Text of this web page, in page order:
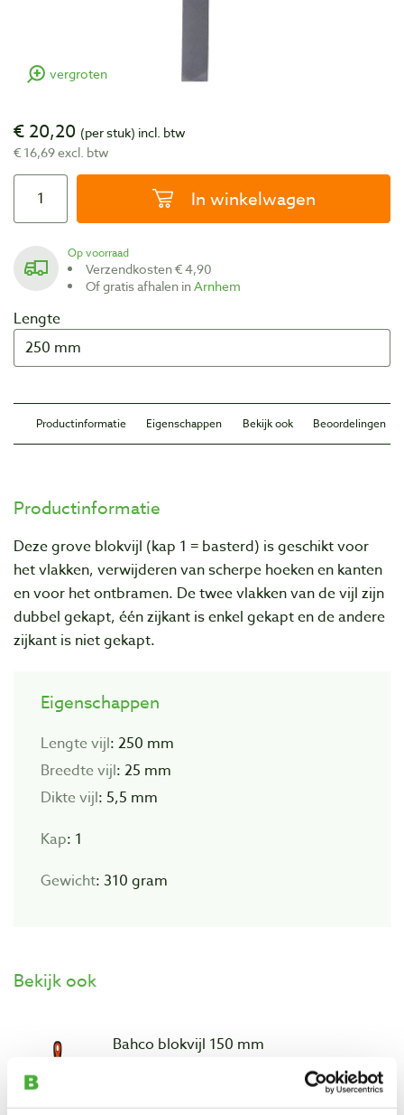
vergroten
€ 20,20 (per stuk) incl. btw
€ 16,69 excl. btw
In winkelwagen
Op voorraad
Verzendkosten € 4,90
Of gratis afhalen inArnhem
Lengte
Productinformatie Eigenschappen Bekijk ook Beoordelingen
Productinformatie
Deze grove blokvijl (kap 1 = basterd) is geschikt voor
het vlakken, verwijderen van scherpe hoeken en kanten
en voor het ontbramen. De twee vlakken van de vijl zijn
dubbel gekapt, één zijkant is enkel gekapt en de andere
zijkant is niet gekapt.
Eigenschappen
Lengte vijl: 250 mm
Breedte vijl: 25 mm
Dikte vijl: 5,5 mm
Kap: 1
Gewicht: 310 gram
Bekijk ook
Bahco blokvijl 150 mm